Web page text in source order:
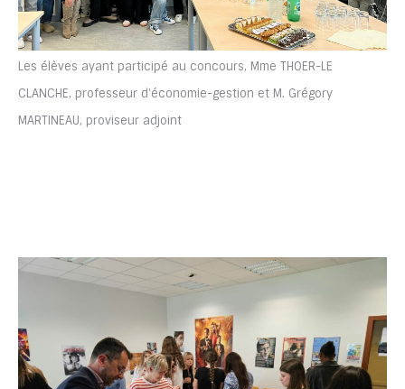
Les élèves ayant participé au concours, Mme THOER-LE
CLANCHE, professeur d'économie-gestion et M. Grégory
MARTINEAU, proviseur adjoint